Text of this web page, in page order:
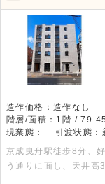
階路面店舗
造作価格：造作なし
階層/面積：1階 /
現業態：
引渡状態：
京成曳舟駅徒歩8分、
う通りに面し、天井